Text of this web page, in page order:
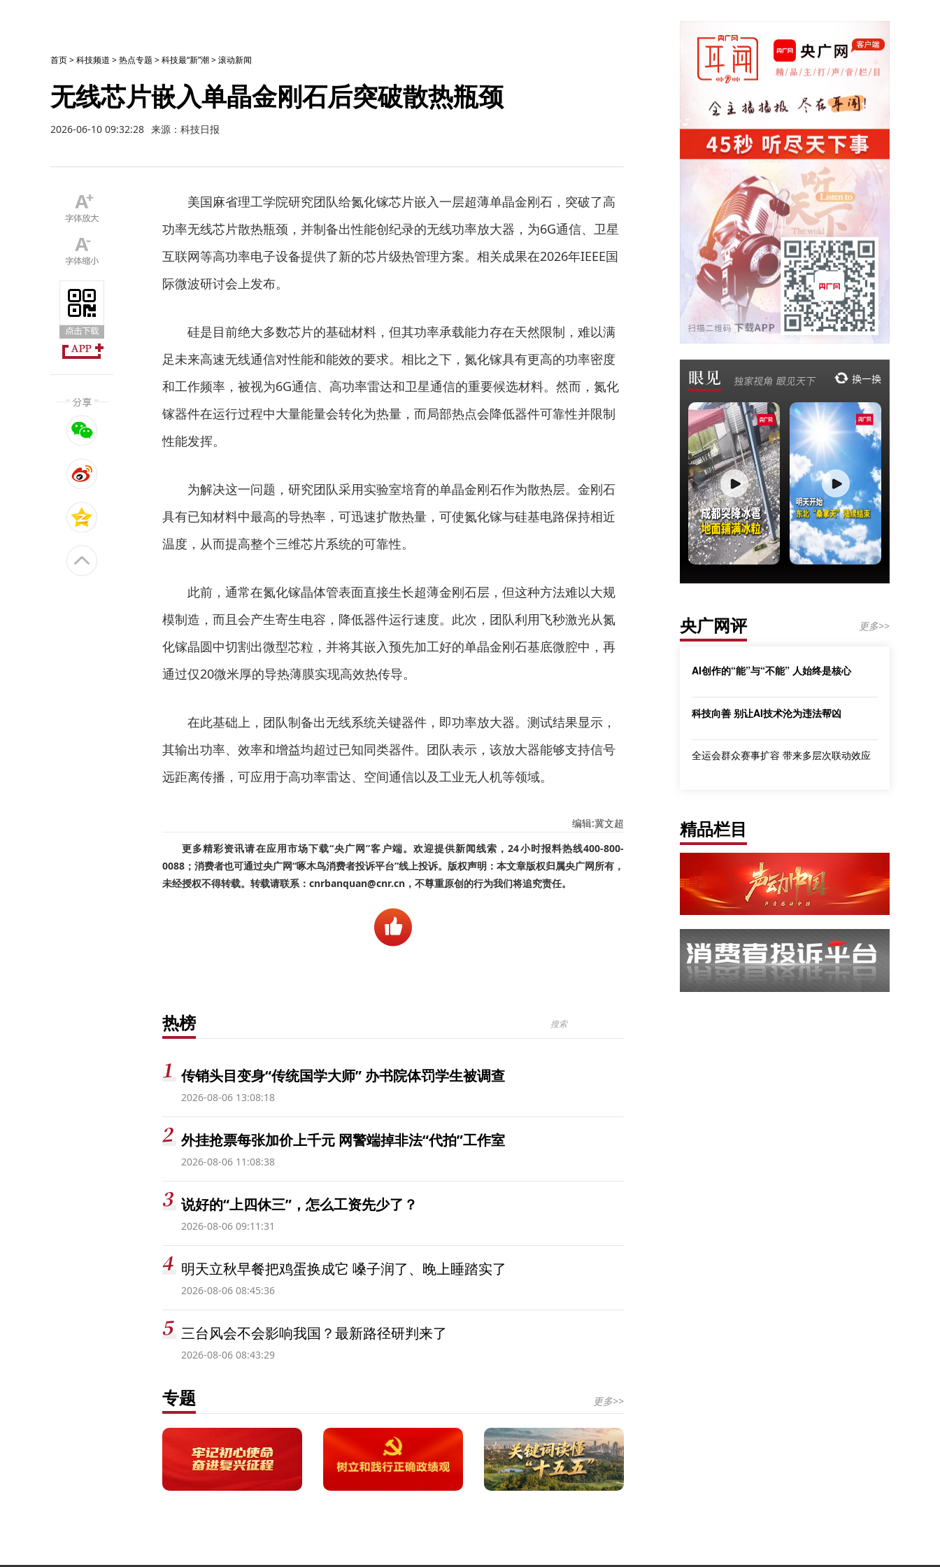
首页>科技频道 >热点专题 >科技最“新”潮>滚动新闻
无线芯片嵌入单晶金刚石后突破散热瓶颈
2026-06-10 09:32:28 来源：科技日报
美国麻省理工学院研究团队给氮化镓芯片嵌入一层超薄单晶金刚石，突破了高
功率无线芯片散热瓶颈，并制备出性能创纪录的无线功率放大器，为6G通信、卫星
互联网等高功率电子设备提供了新的芯片级热管理方案。相关成果在2026年IEEE国
际微波研讨会上发布。
硅是目前绝大多数芯片的基础材料，但其功率承载能力存在天然限制，难以满
足未来高速无线通信对性能和能效的要求。相比之下，氮化镓具有更高的功率密度
和工作频率，被视为6G通信、高功率雷达和卫星通信的重要候选材料。然而，氮化
镓器件在运行过程中大量能量会转化为热量，而局部热点会降低器件可靠性并限制
性能发挥。
为解决这一问题，研究团队采用实验室培育的单晶金刚石作为散热层。金刚石
具有已知材料中最高的导热率，可迅速扩散热量，可使氮化镓与硅基电路保持相近
温度，从而提高整个三维芯片系统的可靠性。
此前，通常在氮化镓晶体管表面直接生长超薄金刚石层，但这种方法难以大规
模制造，而且会产生寄生电容，降低器件运行速度。此次，团队利用飞秒激光从氮
化镓晶圆中切割出微型芯粒，并将其嵌入预先加工好的单晶金刚石基底微腔中，再
通过仅20微米厚的导热薄膜实现高效热传导。
在此基础上，团队制备出无线系统关键器件，即功率放大器。测试结果显示，
其输出功率、效率和增益均超过已知同类器件。团队表示，该放大器能够支持信号
远距离传播，可应用于高功率雷达、空间通信以及工业无人机等领域。
编辑:冀文超
更多精彩资讯请在应用市场下载“央广网”客户端。欢迎提供新闻线索，24小时报料热线400-800-
0088；消费者也可通过央广网“啄木鸟消费者投诉平台”线上投诉。版权声明：本文章版权归属央广网所有，
未经授权不得转载。转载请联系：cnrbanquan@cnr.cn，不尊重原创的行为我们将追究责任。
热榜
传销头目变身“传统国学大师” 办书院体罚学生被调查
2026-08-06 13:08:18
外挂抢票每张加价上千元 网警端掉非法“代拍”工作室
2026-08-06 11:08:38
说好的“上四休三”，怎么工资先少了？
2026-08-06 09:11:31
明天立秋早餐把鸡蛋换成它 嗓子润了、晚上睡踏实了
2026-08-06 08:45:36
三台风会不会影响我国？最新路径研判来了
2026-08-06 08:43:29
专题 更多>>
央广网评 更多>>
AI创作的“能”与“不能” 人始终是核心
科技向善 别让AI技术沦为违法帮凶
全运会群众赛事扩容 带来多层次联动效应
精品栏目